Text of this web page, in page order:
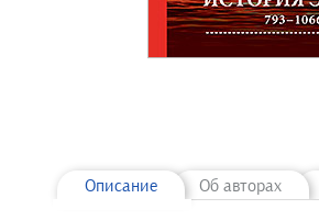
Описание Об авторах